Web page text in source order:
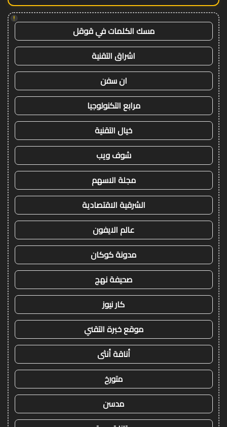
!
مسك الكلمات في قوقل
اشراق التقنية
ان سفن
مرابع التكنولوجيا
خيال التقنية
شوف ويب
مجلة الاسهم
الشرقية الاقتصادية
عالم الايفون
مدونة كوكان
صحيفة نهج
كار نيوز
موقع خبرة التقني
أناقة أنثى
متورخ
مدسن